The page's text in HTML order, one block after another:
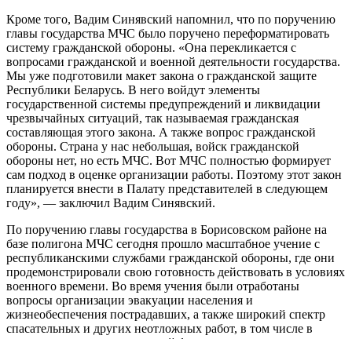
Кроме того, Вадим Синявский напомнил, что по поручению
главы государства МЧС было поручено переформатировать
систему гражданской обороны. «Она перекликается с
вопросами гражданской и военной деятельности государства.
Мы уже подготовили макет закона о гражданской защите
Республики Беларусь. В него войдут элементы
государственной системы предупреждений и ликвидации
чрезвычайных ситуаций, так называемая гражданская
составляющая этого закона. А также вопрос гражданской
обороны. Страна у нас небольшая, войск гражданской
обороны нет, но есть МЧС. Вот МЧС полностью формирует
сам подход в оценке организации работы. Поэтому этот закон
планируется внести в Палату представителей в следующем
году», — заключил Вадим Синявский.
По поручению главы государства в Борисовском районе на
базе полигона МЧС сегодня прошло масштабное учение с
республиканскими службами гражданской обороны, где они
продемонстрировали свою готовность действовать в условиях
военного времени. Во время учения были отработаны
вопросы организации эвакуации населения и
жизнеобеспечения пострадавших, а также широкий спектр
спасательных и других неотложных работ, в том числе в